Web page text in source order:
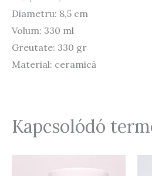
Diametru: 8,5 cm
Volum: 330 ml
Greutate: 330 gr
Material: ceramică
Kapcsolódó